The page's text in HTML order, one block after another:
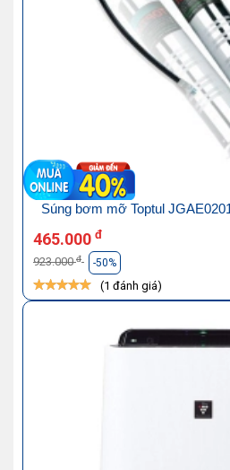
Súng bơm mỡ Toptul
465.000 đ
923.000đ -50%
(1 đánh giá)